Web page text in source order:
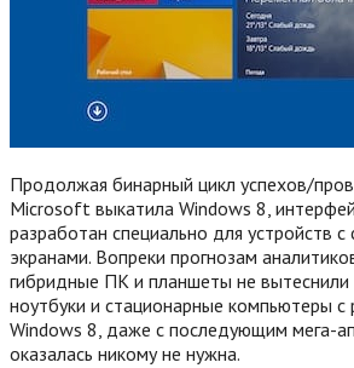
Продолжая бинарный цикл успехов/
Microsoft выкатила Windows 8,
разработан специально для устройств
экранами. Вопреки прогнозам
гибридные ПК и планшеты не
ноутбуки и стационарные компьютеры с
Windows 8, даже с последующим мега-
оказалась никому не нужна.